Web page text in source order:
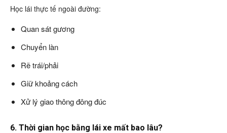
Học lái thực tế ngoài đường:
Quan sát gương
Chuyển làn
Rẽ trái/phải
Giữ khoảng cách
Xử lý giao thông đông đúc
6. Thời gian học bằng lái xe mất bao lâu?